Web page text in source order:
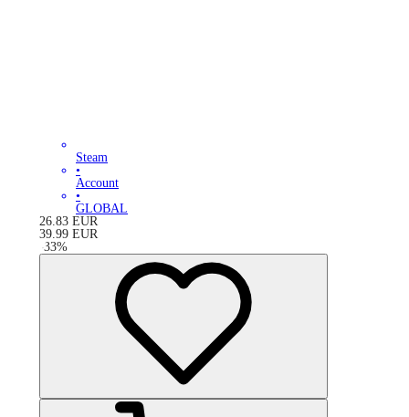
Steam
•
Account
•
GLOBAL
26.83 EUR
39.99 EUR
-33%